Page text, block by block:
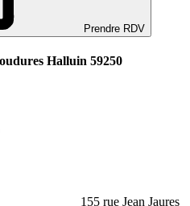
Prendre RDV
Halluin 59250
155 rue Jean Jaures